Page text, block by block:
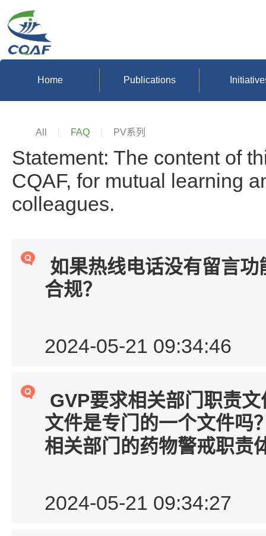
Home Publications
All FAQ PV系列
Statement: The content of
CQAF, for mutual learning
colleagues.
如果热线电话没有留言
合规？
2024-05-21 09:34:46
GVP要求相关部门职责
文件是专门的一个文件吗
相关部门的药物警戒职责
2024-05-21 09:34:27